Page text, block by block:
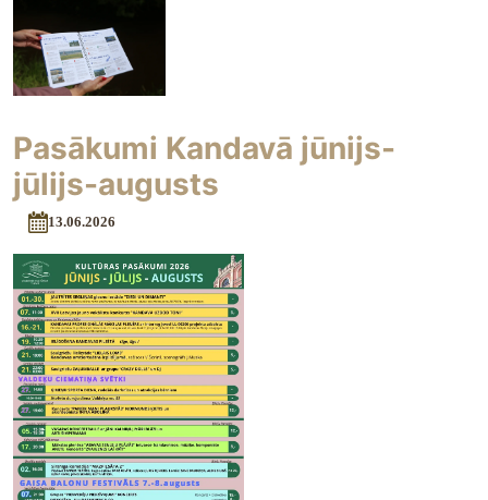
Pasākumi Kandavā jūnijs-
jūlijs-augusts
13.06.2026